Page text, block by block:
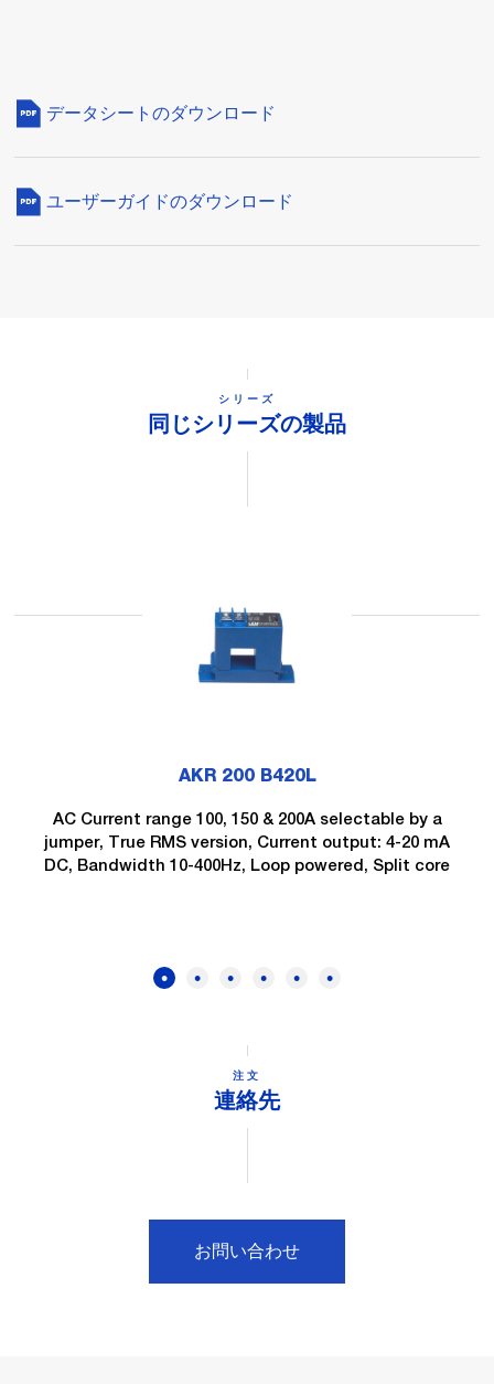
データシートのダウンロード
ユーザーガイドのダウンロード
シリーズ
同じシリーズの製品
AKR 200 B420L
AC Current range 100, 150 & 200A selectable by a
jumper, True RMS version, Current output: 4-20 mA
DC, Bandwidth 10-400Hz, Loop powered, Split core
注文
連絡先
お問い合わせ